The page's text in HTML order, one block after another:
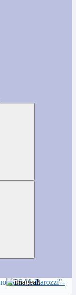
ICS "J. Barozzi"-